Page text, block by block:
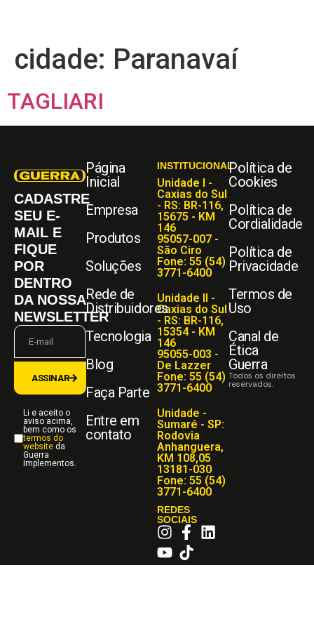
cidade: Paranavaí
TAGLIARI
CADASTRE
SEU E-
MAIL E
FIQUE
POR
DENTRO
DA NOSSA
NEWSLETTER
Li e aceito o
aviso acima,
bem como os
termos do
website da
Guerra
Implementos.
ASSINAR
Página
Inicial
Empresa
Produtos
Soluções
Rede de
Distribuidores
Tecnologia
Blog
Faça Parte
Entre em
contato
INSTITUCIONAL
Unidade I -
Caxias do Sul
- RS: BR-116,
15675 - KM
146
95057-007 -
São Ciro
Fone: 55 (54)
3771-6400
Unidade II -
Caxias do Sul
- RS: BR-116,
15354 - KM
146
95055-003 -
De Lazzer
Fone: 55 (54)
3771-6400
Unidade -
Sumaré - SP:
Rodovia
Anhanguera,
KM 108,05
13181-030
Fone: 55 (54)
3771-6400
REDES
SOCIAIS
Política de
Cookies
Política de
Cordialidade
Política de
Privacidade
Termos de
Uso
Canal de
Ética
Guerra
Todos os direitos
reservados.